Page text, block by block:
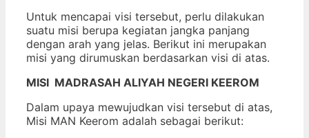
Untuk mencapai visi tersebut, perlu dilakukan
suatu misi berupa kegiatan jangka panjang
dengan arah yang jelas. Berikut ini merupakan
misi yang dirumuskan berdasarkan visi di atas.
MISI MADRASAH ALIYAH NEGERI KEEROM
Dalam upaya mewujudkan visi tersebut di atas,
Misi MAN Keerom adalah sebagai berikut: